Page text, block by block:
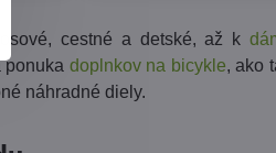
cestné a detské, až k
ponuka doplnkov na bicykle, ako
náhradné diely.